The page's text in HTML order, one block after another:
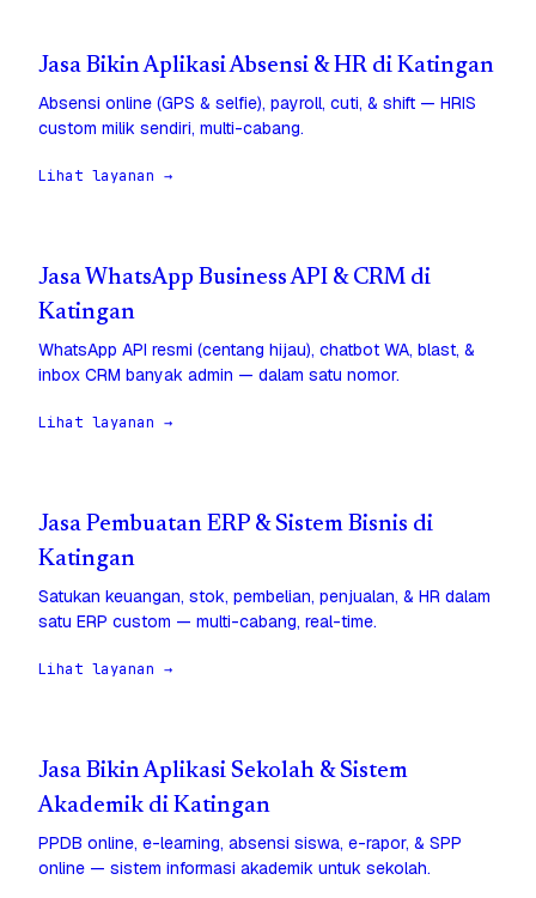
Jasa Bikin Aplikasi Absensi & HR di Katingan
Absensi online (GPS & selfie), payroll, cuti, & shift — HRIS
custom milik sendiri, multi-cabang.
Lihat layanan →
Jasa WhatsApp Business API & CRM di
Katingan
WhatsApp API resmi (centang hijau), chatbot WA, blast, &
inbox CRM banyak admin — dalam satu nomor.
Lihat layanan →
Jasa Pembuatan ERP & Sistem Bisnis di
Katingan
Satukan keuangan, stok, pembelian, penjualan, & HR dalam
satu ERP custom — multi-cabang, real-time.
Lihat layanan →
Jasa Bikin Aplikasi Sekolah & Sistem
Akademik di Katingan
PPDB online, e-learning, absensi siswa, e-rapor, & SPP
online — sistem informasi akademik untuk sekolah.